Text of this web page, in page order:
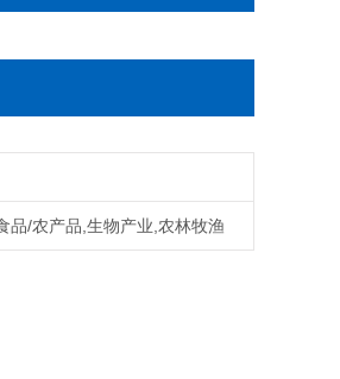
品/农产品,生物产业,农林牧渔